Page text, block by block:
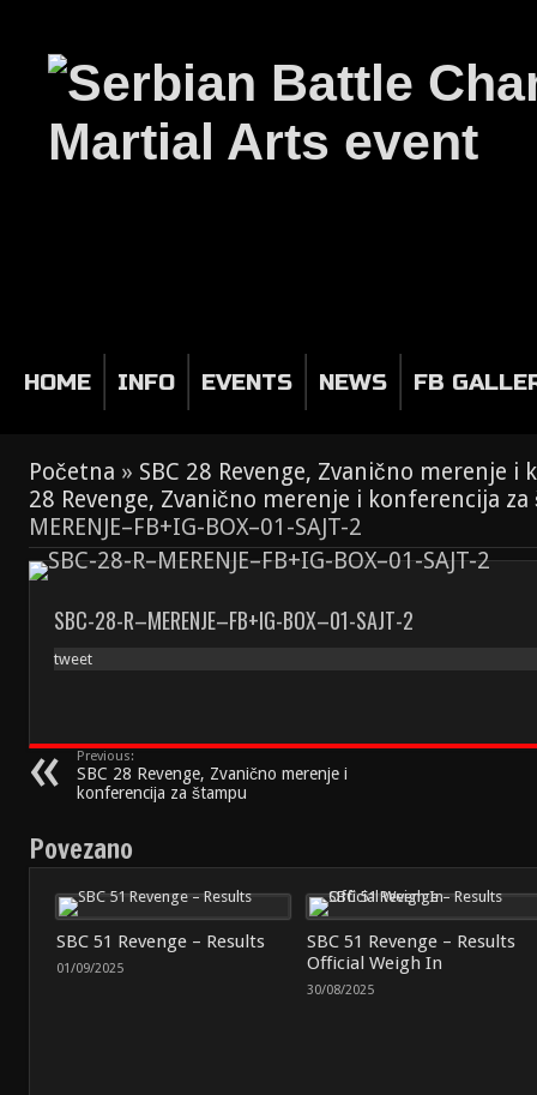
HOME INFO EVENTS NEWS FB
Početna » SBC 28 Revenge, Zvanično merenje
28 Revenge, Zvanično merenje i konferencija
MERENJE–FB+IG-BOX–01-SAJT-2
SBC-28-R–MERENJE–FB+IG-BOX–01-SAJT-2
tweet
Previous:
SBC 28 Revenge, Zvanično merenje i
konferencija za štampu
Povezano
SBC 51 Revenge – Results
01/09/2025
SBC 51 Revenge – Results
Official Weigh In
30/08/2025